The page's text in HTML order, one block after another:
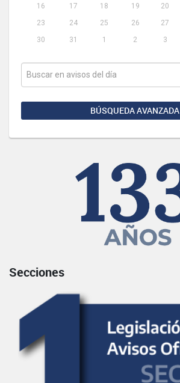
16
17 18 19 20
23
24 25 26 27
30
31 1 2 3
BÚSQUEDA AVANZADA
Secciones